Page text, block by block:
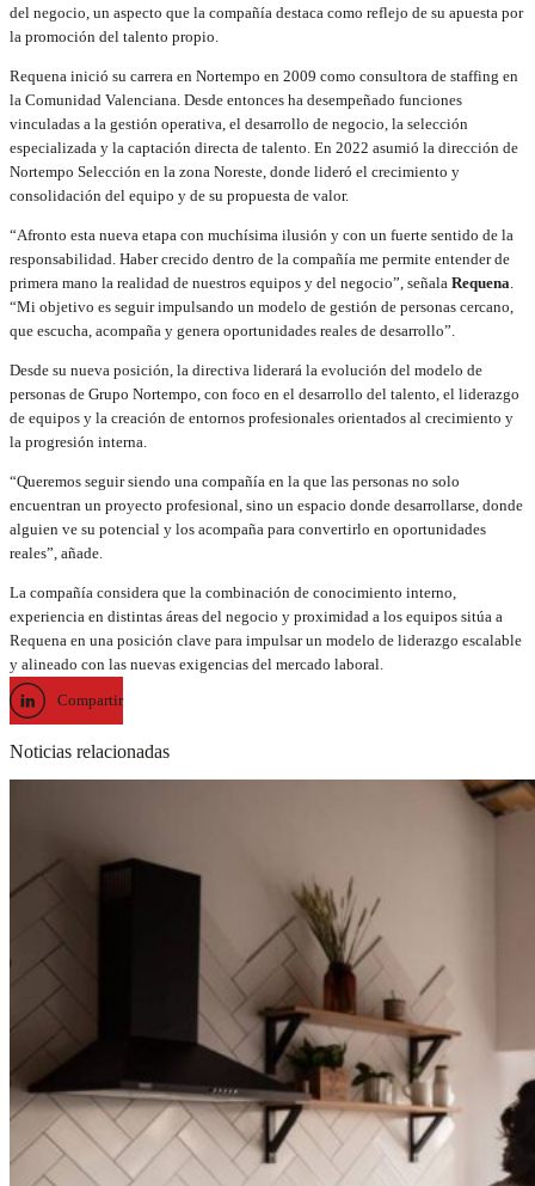
del negocio, un aspecto que la compañía destaca como reflejo de su apuesta por
la promoción del talento propio.
Requena inició su carrera en Nortempo en 2009 como consultora de staffing en
la Comunidad Valenciana. Desde entonces ha desempeñado funciones
vinculadas a la gestión operativa, el desarrollo de negocio, la selección
especializada y la captación directa de talento. En 2022 asumió la dirección de
Nortempo Selección en la zona Noreste, donde lideró el crecimiento y
consolidación del equipo y de su propuesta de valor.
“Afronto esta nueva etapa con muchísima ilusión y con un fuerte sentido de la
responsabilidad. Haber crecido dentro de la compañía me permite entender de
primera mano la realidad de nuestros equipos y del negocio”, señala Requena
“Mi objetivo es seguir impulsando un modelo de gestión de personas cercano,
que escucha, acompaña y genera oportunidades reales de desarrollo”.
Desde su nueva posición, la directiva liderará la evolución del modelo de
personas de Grupo Nortempo, con foco en el desarrollo del talento, el liderazgo
de equipos y la creación de entornos profesionales orientados al crecimiento y
la progresión interna.
“Queremos seguir siendo una compañía en la que las personas no solo
encuentran un proyecto profesional, sino un espacio donde desarrollarse, donde
alguien ve su potencial y los acompaña para convertirlo en oportunidades
reales”, añade.
La compañía considera que la combinación de conocimiento interno,
experiencia en distintas áreas del negocio y proximidad a los equipos sitúa a
Requena en una posición clave para impulsar un modelo de liderazgo escalable
y alineado con las nuevas exigencias del mercado laboral.
Compartir
Noticias relacionadas